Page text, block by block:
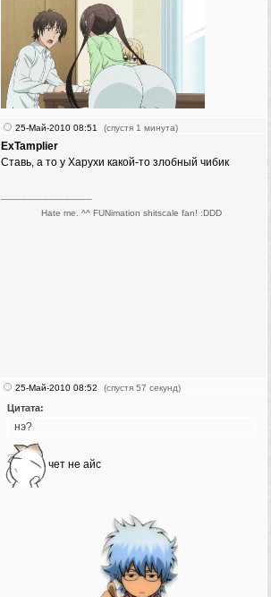
25-Май-2010 08:51 (спустя 1 минута)
ExTamplier
Ставь, а то у Харухи какой-то злобный чибик
Hate me. ^^ FUNimation shitscale fan! :DDD
25-Май-2010 08:52 (спустя 57 секунд)
Цитата:
нэ?
чет не айс